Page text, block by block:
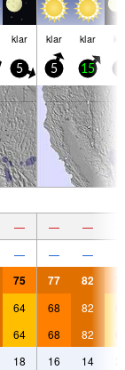
klar klar klar
5 5 15
— — —
— — —
75 77 82
64 68 82
64 68 82
18 16 14